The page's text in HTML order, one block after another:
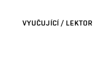
VYUČUJÍCÍ / LEKTOR